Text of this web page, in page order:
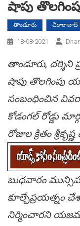
షాపు
తాండూరు వికారాబాద్
18-08-2021
తాండూరు, ద‌ర్శిని
షాపు తొల‌గింపు
సంబంధించిన
కోడంగ‌ల్ రోడ్డు
రోజుల క్రితం
బుధ‌వారం
కూల్చేప్ర‌య‌త్నం
నిర్మించార‌ని